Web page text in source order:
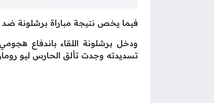
فيما يخص نتيجة مباراة برشلونة ضد
تسديدته وجدت تألق الحارس ليو